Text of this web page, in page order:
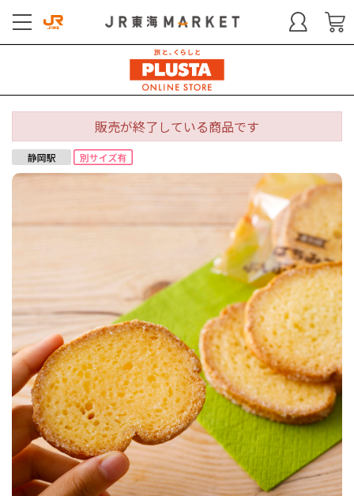
販売が終了している商品です